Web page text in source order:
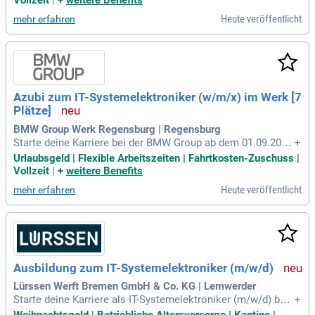
ktiven Vergütungen, Weihnachts- und Urlaubsgeld sowie her
vorragenden Übernahmechancen. Genießen Sie flexible Arb
eitszeiten, persönliche Förderung und zahlreiche Entwicklun
gsmöglichkeiten. Außerdem bieten wir vergünstigte Azubi-
Wohnheime in München und eine Vielzahl an Freizeitangebo
ten. Erfahren Sie mehr über die Vorteile und Benefits unter b
mw.jobs/waswirbieten.
mehr erfahren Heute veröffentlicht
Azubi zum IT-Systemelektroniker (w/m/x) im Werk [7
Plätze]
BMW Group Werk Regensburg | Regensburg
Starte deine Karriere bei der BMW Group ab dem 01.09.202
7! Du benötigst gute Deutschkenntnisse und mindestens die
Mittlere Reife. Unsere Auswahl basiert auf Persönlichkeit, E
attraktive Vergütung, Weihnachts- und Urlaubsgeld sowie fle
xible Arbeitszeiten. Zudem bieten wir hervorragende Überna
hmechancen und vielfältige Entwicklungsmöglichkeiten. Pr
ofitiere von Mitarbeiterrabatten, betrieblichen Gesundheitsa
ngeboten und weiteren Vergünstigungen, die deine Ausbildu
ng unvergesslich machen!
+
Urlaubsgeld | Flexible Arbeitszeiten | Fahrtkosten-Zuschuss |
Vollzeit | + weitere Benefits
mehr erfahren Heute veröffentlicht
Ausbildung zum IT-Systemelektroniker (m/w/d)
Lürssen Werft Bremen GmbH & Co. KG | Lemwerder
Starte deine Karriere als IT-Systemelektroniker (m/w/d) bei
der Lürssen Werft Bremen GmbH & Co. KG in Lemwerder, ab
+